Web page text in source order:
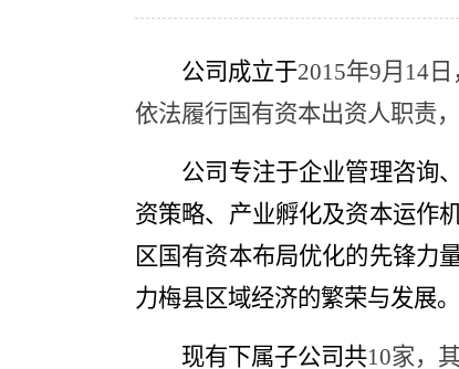
公司成立于2015年9月 14
依法履行国有资本出资人职责
公司专注于企业管理咨询
资策略、产业孵化及资本运作
区国有资本布局优化的先锋力
力梅县区域经济的繁荣与发展。
现有下属子公司共10家，